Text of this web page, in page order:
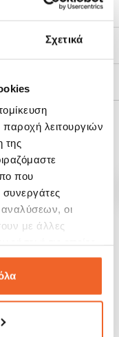
Σχετικά
λειτουργιών
της
που
συνεργάτες
οι
με άλλες
μέρους σας χρήση